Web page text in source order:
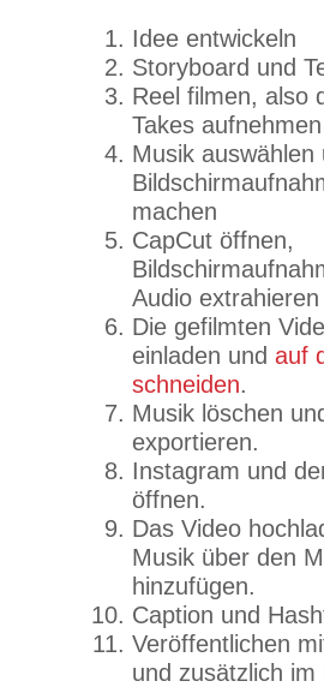
Idee entwickeln
Storyboard und
Reel filmen, also
Takes aufnehmen
Musik auswählen
machen
CapCut öffnen,
Audio extrahieren
Die gefilmten
einladen und auf
schneiden.
Musik löschen
exportieren.
Instagram und
öffnen.
Das Video
Musik über den
hinzufügen.
Caption und
Veröffentlichen
und zusätzlich im